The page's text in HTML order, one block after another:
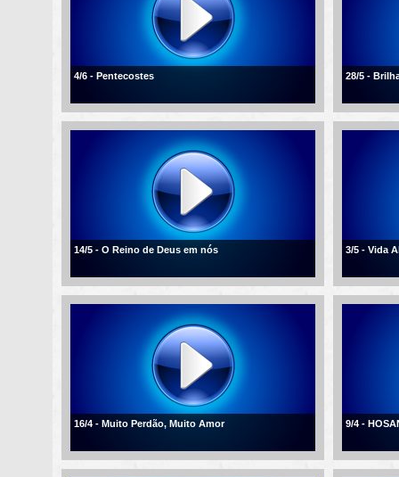
4/6 - Pentecostes 28/5 -
14/5 - O Reino de Deus em nós 3/5 - Vida
16/4 - Muito Perdão, Muito Amor 9/4 -